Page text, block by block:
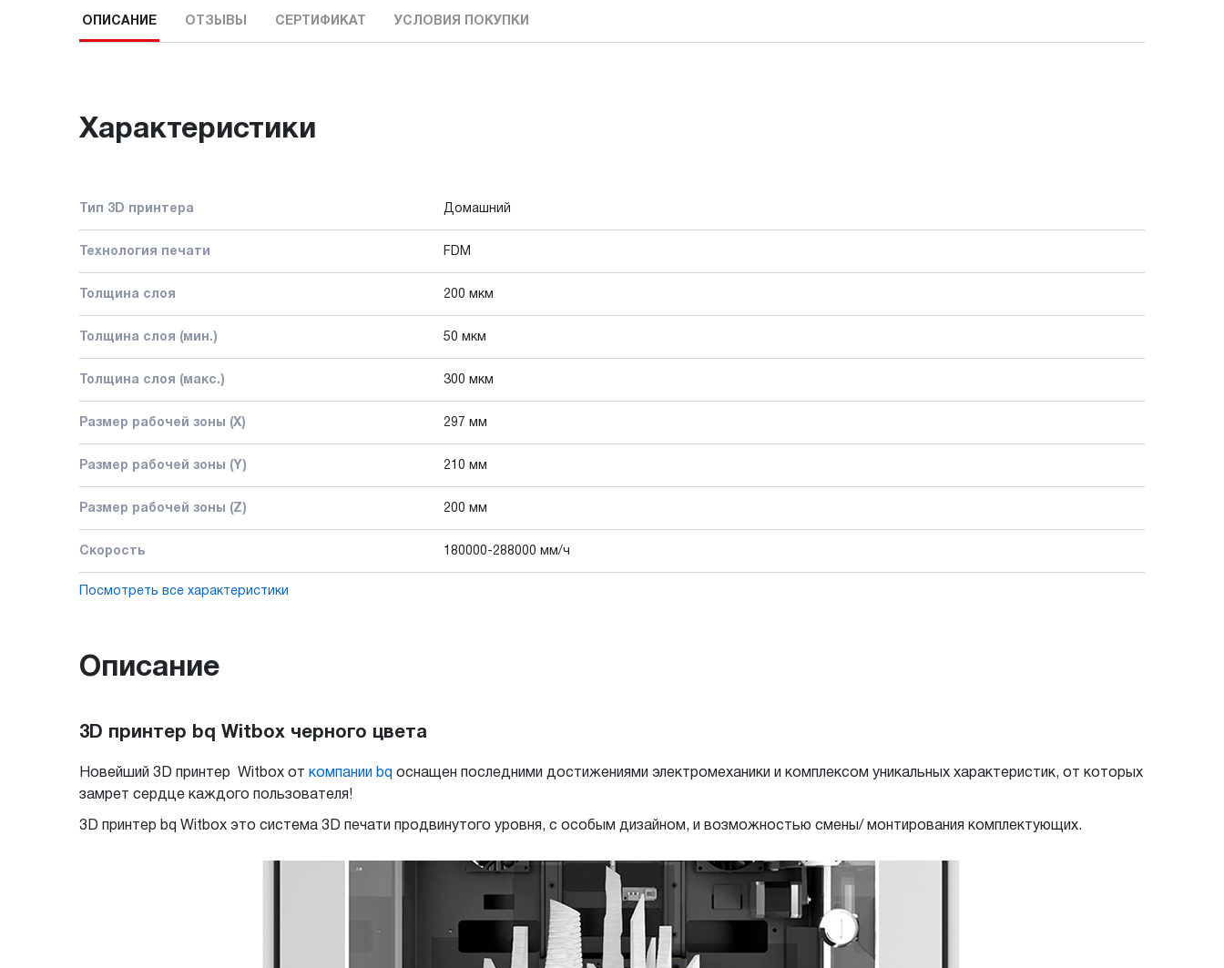
ОПИСАНИЕ ОТЗЫВЫ СЕРТИФИКАТ УСЛОВИЯ ПОКУПКИ
Характеристики
Тип 3D принтера Домашний
Технология печати FDM
Толщина слоя 200 мкм
Толщина слоя (мин.) 50 мкм
Толщина слоя (макс.) 300 мкм
Размер рабочей зоны (X) 297 мм
Размер рабочей зоны (Y) 210 мм
Размер рабочей зоны (Z) 200 мм
Скорость 180000-288000 мм/ч
Посмотреть все характеристики
Описание
3D принтер bq Witbox черного цвета
Новейший 3D принтер Witbox от компании bq оснащен последними достижениями электромеханики и комплексом уникальных характеристик, от которых
замрет сердце каждого пользователя!
3D принтер bq Witbox это система 3D печати продвинутого уровня, с особым дизайном, и возможностью смены/ монтирования комплектующих.